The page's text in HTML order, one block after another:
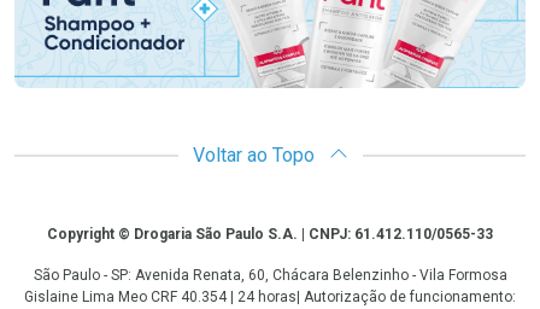
Voltar ao Topo
CopyrightCopyright © Drogaria São Paulo S.A. | CNPJ: 61.412.110/0565-33
São Paulo - SP: Avenida Renata, 60, Chácara Belenzinho - Vila Formosa
Gislaine Lima Meo CRF 40.354 | 24 horas| Autorização de funcionamento: